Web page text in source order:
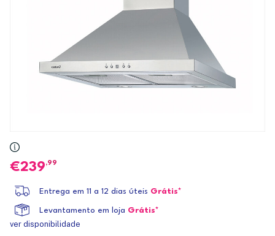
239,99
Entrega em 11 a 12 dias úteis Grátis*
Levantamento em loja Grátis*
ver disponibilidade